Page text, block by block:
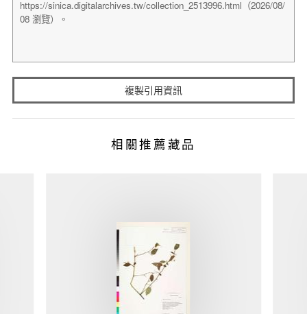
複製引用資訊
相關推薦藏品